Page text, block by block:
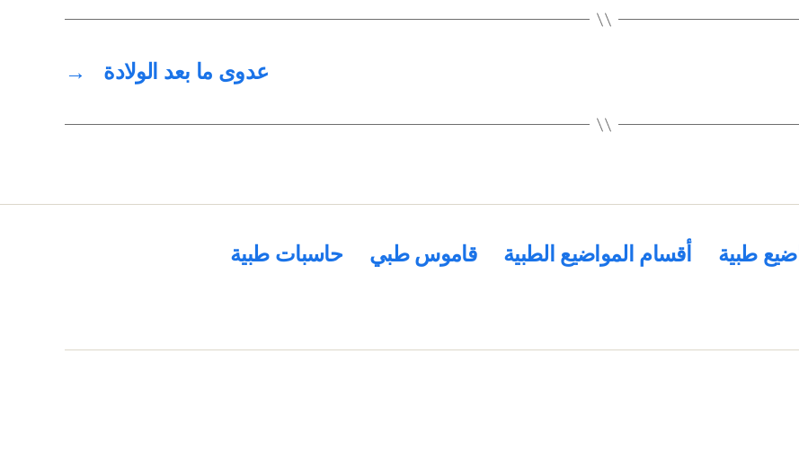
→ عدوى ما بعد الولادة
طبية أقسام المواضيع الطبية قاموس طبي
حاسبات طبية